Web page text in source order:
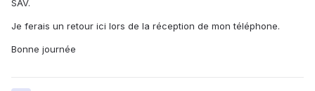
SAV.
Je ferais un retour ici lors de la réception de mon téléphone.
Bonne journée